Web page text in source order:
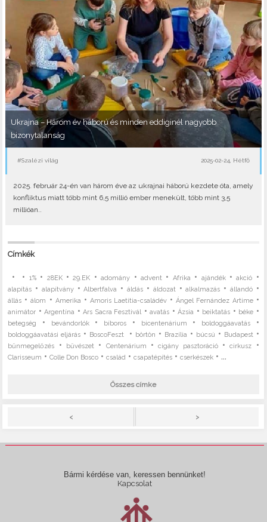
Ukrajna – Három év háború és minden eddiginél nagyobb
bizonytalanság
#Szalézi világ 2025-02-24, Hétfő
2025. február 24-én van három éve az ukrajnai háború kezdete óta, amely
konfliktus miatt több mint 6,5 millió ember menekült, több mint 3,5
millióan..
Címkék
• • 1%• 28EK•29.EK •adomány •advent • Afrika • ajándék•akció •
alapítás • alapítvány•Albertfalva •áldás • áldozat •alkalmazás • állandó•
állás •álom • Amerika • Amoris Laetitia-családév •Ángel Fernández Artime•
animátor •Argentína •Ars Sacra Fesztivál •avatás •Ázsia • beiktatás • béke •
betegség • bevándorlók• bíboros • bicentenárium • boldoggáavatás•
boldoggáavatási eljárás • BoscoFeszt • börtön • Brazília • búcsú • Budapest •
bűnmegelőzés • bűvészet • Centenárium •cigány pasztoráció•cirkusz •
Clarisseum •Colle Don Bosco •család •csapatépítés •cserkészek • ...
Összes címke
< >
Bármi kérdése van, keressen bennünket!
Kapcsolat